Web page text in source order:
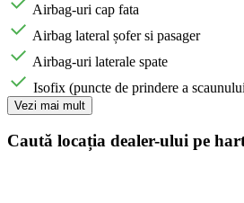
Airbag-uri cap fata
Airbag lateral șofer si pasager
Airbag-uri laterale spate
Isofix (puncte de prindere a
Vezi mai mult
Caută locația dealer-ului pe